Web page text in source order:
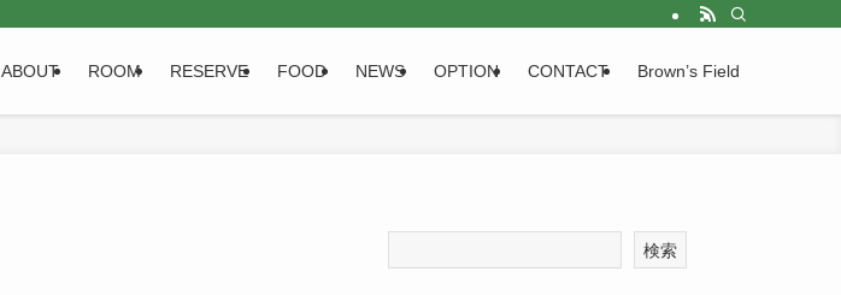
ABOUT ROOM RESERVE FOOD NEWS OPTION CONTACT Brown’s Field
検索